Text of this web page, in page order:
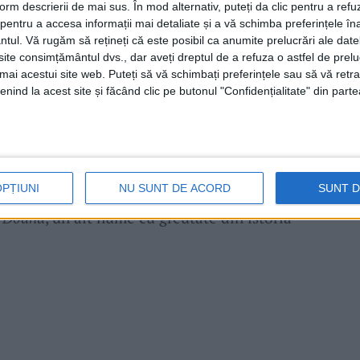
descrierii de mai sus. În mod alternativ, puteți da clic pentru a
a accesa informații mai detaliate și a vă schimba preferințele
Vă rugăm să rețineți că este posibil ca anumite prelucrări ale
consimțământul dvs., dar aveți dreptul de a refuza o astfel de
acestui site web. Puteți să vă schimbați preferințele sau să vă
la acest site și făcând clic pe butonul "Confidențialitate" din
NU SUNT DE ACORD SUNT
cu nerăbdare ca el să fie chemat laechipa
muncii și prestațiilor sale din teren. A
ca pe viitor să-l vedem laechipa națională.
în anul 2007 care joacă titular în
către
a declarat
, un alt nume cu greutate din istoria